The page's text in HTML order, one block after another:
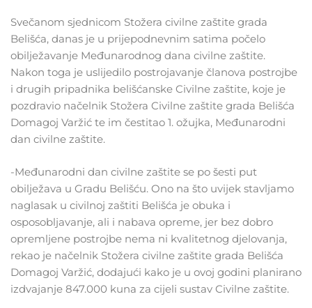
Svečanom sjednicom Stožera civilne zaštite grada
Belišća, danas je u prijepodnevnim satima počelo
obilježavanje Međunarodnog dana civilne zaštite.
Nakon toga je uslijedilo postrojavanje članova postrojbe
i drugih pripadnika belišćanske Civilne zaštite, koje je
pozdravio načelnik Stožera Civilne zaštite grada Belišća
Domagoj Varžić te im čestitao 1. ožujka, Međunarodni
dan civilne zaštite.
-Međunarodni dan civilne zaštite se po šesti put
obilježava u Gradu Belišću. Ono na što uvijek stavljamo
naglasak u civilnoj zaštiti Belišća je obuka i
osposobljavanje, ali i nabava opreme, jer bez dobro
opremljene postrojbe nema ni kvalitetnog djelovanja,
rekao je načelnik Stožera civilne zaštite grada Belišća
Domagoj Varžić, dodajući kako je u ovoj godini planirano
izdvajanje 847.000 kuna za cijeli sustav Civilne zaštite.